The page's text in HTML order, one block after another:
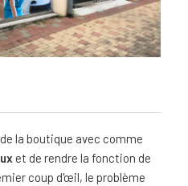
la boutique avec comme
et de rendre la fonction de
coup d'œil, le problème